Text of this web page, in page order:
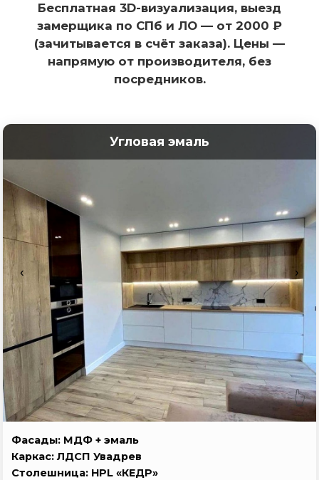
Бесплатная 3D-визуализация, выезд
замерщика по СПб и ЛО — от 2000 ₽
(зачитывается в счёт заказа). Цены —
напрямую от производителя, без
посредников.
Угловая эмаль
‹ ›
👆
Фасады: МДФ + эмаль
Каркас: ЛДСП Увадрев
Столешница: HPL «КЕДР»